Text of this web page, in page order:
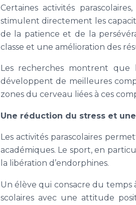
Certaines activités
stimulent directement les
de la patience et de la
classe et une amélioration des
Les recherches montrent que
développent de meilleures
zones du cerveau liées à ces
Une réduction du stress et
Les activités parascolaires
académiques. Le sport, en
la libération d’endorphines.
Un élève qui consacre du temps
scolaires avec une attitude